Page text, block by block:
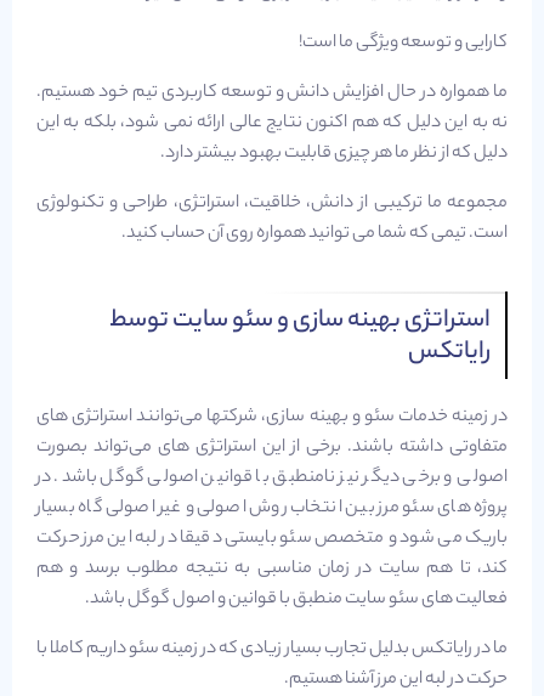
کارایی و توسعه ویژگی ما است!
ما همواره در حال افزایش دانش و توسعه کاربردی تیم خود هستیم.
نه به این دلیل که هم اکنون نتایج عالی ارائه نمی شود، بلکه به این
دلیل که از نظر ما هر چیزی قابلیت بهبود بیشتر دارد.
مجموعه ما ترکیبی از دانش، خلاقیت، استراتژی، طراحی و تکنولوژی
است. تیمی که شما می توانید همواره روی آن حساب کنید.
استراتژی بهینه سازی و سئو سایت توسط
رایاتکس
در زمینه خدمات سئو و بهینه سازی، شرکتها می‌توانند استراتژی های
متفاوتی داشته باشند. برخی از این استراتژی های می‌تواند بصورت
اصولی و برخی دیگر نیز نامنطبق با قوانین اصولی گوگل باشد. در
پروژه های سئو مرز بین انتخاب روش اصولی و غیر اصولی گاه بسیار
باریک می شود و متخصص سئو بایستی دقیقا در لبه این مرز حرکت
کند، تا هم سایت در زمان مناسبی به نتیجه مطلوب برسد و هم
فعالیت های سئو سایت منطبق با قوانین و اصول گوگل باشد.
ما در رایاتکس بدلیل تجارب بسیار زیادی که در زمینه سئو داریم کاملا با
حرکت در لبه این مرز آشنا هستیم.